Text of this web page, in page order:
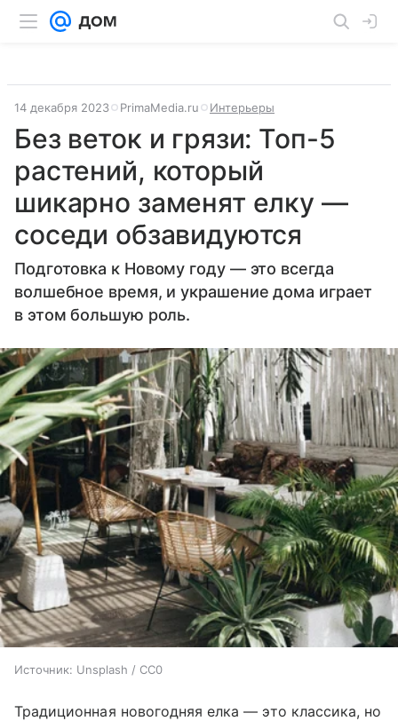
14 декабря 2023 PrimaMedia.ru Интерьеры
Без веток и грязи: Топ-5
растений, который
шикарно заменят елку —
соседи обзавидуются
Подготовка к Новому году — это всегда
волшебное время, и украшение дома играет
в этом большую роль.
Источник: Unsplash / CC0
Традиционная новогодняя елка — это классика, но